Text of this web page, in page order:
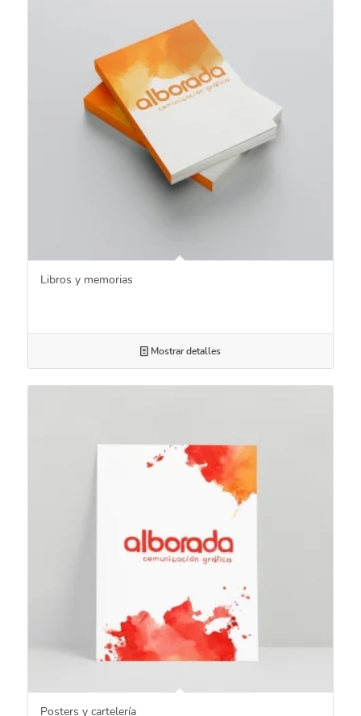
Libros y memorias
Mostrar detalles
Posters y cartelería